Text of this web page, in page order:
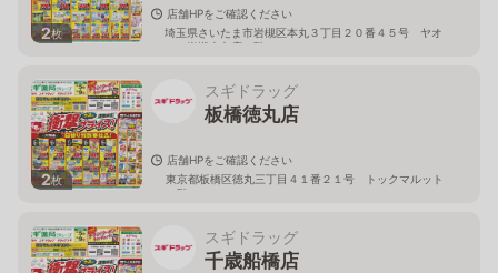
2枚
店舗HPをご確認ください
埼玉県さいたま市岩槻区本丸３丁目２０番４５号 ヤオ
コー岩槻本丸店２階
2枚
スギドラッグ
板橋徳丸店
店舗HPをご確認ください
東京都板橋区徳丸三丁目４１番２１号 トックマルット
１階
スギドラッグ
千歳船橋店